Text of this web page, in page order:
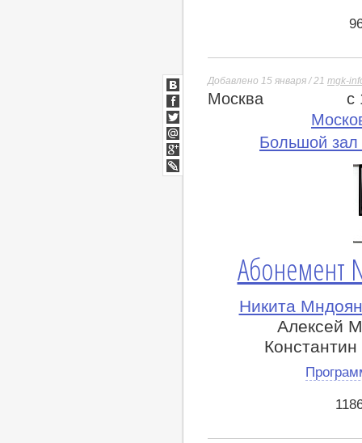
Добавлено 15 января / 21 mgk-
Москва
с
Большой зал
Абонемент
Никита
Алексей
ВКонтакте
Facebook
Twitter
Мой
Мир
Google+
lj